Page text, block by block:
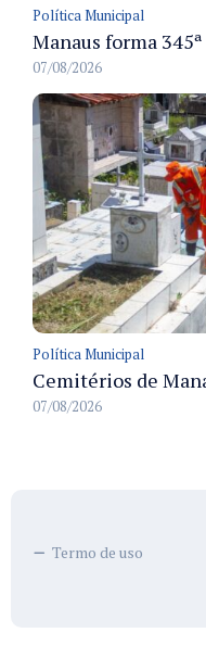
Política Municipal
07/08/2026
Política Municipal
07/08/2026
Termo de uso